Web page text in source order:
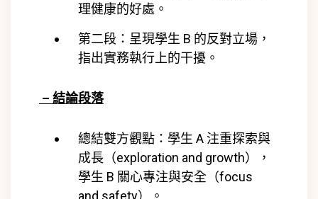
理健康的好處。
第二段：呈現學生 B 的反對立場，
指出實務執行上的干擾。
– 結論段落
總結雙方觀點：學生 A 注重探索與
成長（exploration and growth），
學生 B 關心專注與安全（focus
and safety）。